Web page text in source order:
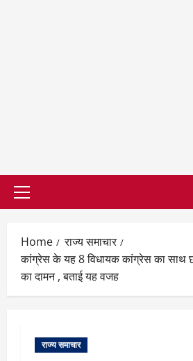
Primary
Home
राज्य समाचार
कांग्रेस के यह 8 विधायक कांग्रेस का साथ
का दामन , बताई यह वजह
राज्य समाचार